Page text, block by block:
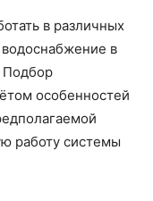
в различных
в
Подбор
особенностей
работу системы